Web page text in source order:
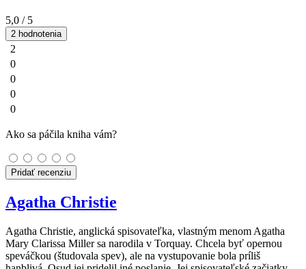
5,0 / 5
2 hodnotenia
2
0
0
0
0
Ako sa páčila kniha vám?
Pridať recenziu
Agatha Christie
Agatha Christie, anglická spisovateľka, vlastným menom Agatha
Mary Clarissa Miller sa narodila v Torquay. Chcela byť opernou
speváčkou (študovala spev), ale na vystupovanie bola príliš